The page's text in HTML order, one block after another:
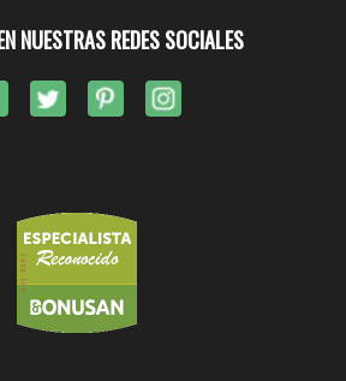
NUESTRAS REDES SOCIALES